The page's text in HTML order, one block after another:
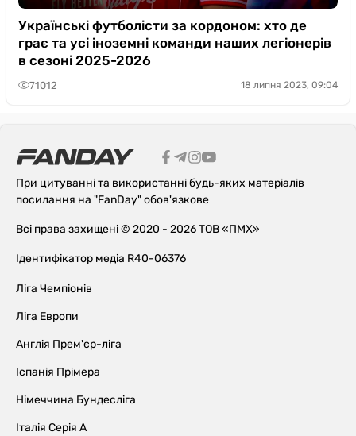
Українські футболісти за кордоном: хто де
грає та усі іноземні команди наших легіонерів
в сезоні 2025-2026
71012 18 липня 2023, 09:04
При цитуванні та використанні будь-яких матеріалів
посилання на "FanDay" обов'язкове
Всі права захищені © 2020 - 2026 ТОВ «ПМХ»
Ідентифікатор медіа R40-06376
Ліга Чемпіонів
Ліга Европи
Англія Прем'єр-ліга
Іспанія Прімера
Німеччина Бундесліга
Італія Серія А